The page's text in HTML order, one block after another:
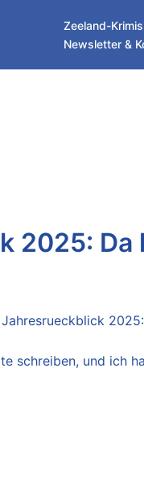
Zeeland-Krimis
Newsletter &
2025: Da
schreiben, und ich